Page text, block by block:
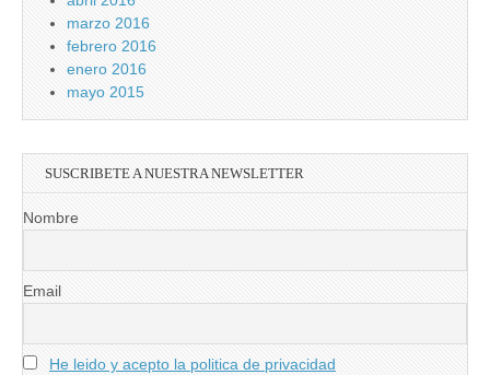
marzo 2016
febrero 2016
enero 2016
mayo 2015
SUSCRIBETE A NUESTRA NEWSLETTER
Nombre
Email
He leido y acepto la politica de privacidad